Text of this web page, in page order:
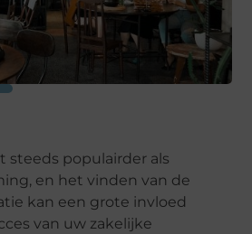
steeds populairder als
en het vinden van de
kan een grote invloed
van uw zakelijke